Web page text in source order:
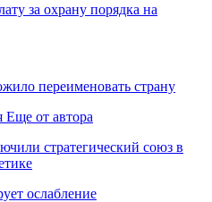
за охрану порядка на
переименовать страну
Еще от автора
стратегический союз в
ослабление